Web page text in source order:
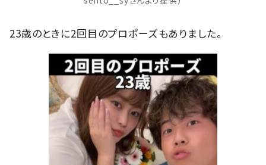
23歳のときに2回目のプロポーズもありました。